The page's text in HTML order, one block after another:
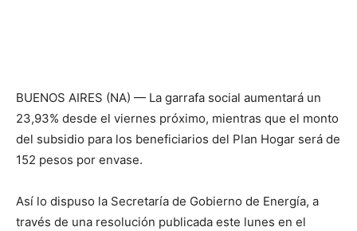
BUENOS AIRES (NA) — La garrafa social aumentará un
23,93% desde el viernes próximo, mientras que el monto
del subsidio para los beneficiarios del Plan Hogar será de
152 pesos por envase.
Así lo dispuso la Secretaría de Gobierno de Energía, a
través de una resolución publicada este lunes en el